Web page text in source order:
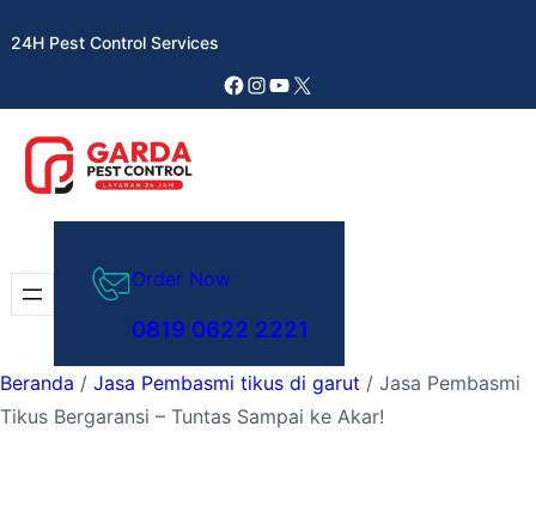
ke24H Pest Control Services
Facebook
Instagram
YouTube
X
Order Now
0819 0622 2221
Beranda / Jasa Pembasmi tikus di garut / Jasa Pembasmi
Tikus Bergaransi – Tuntas Sampai ke Akar!